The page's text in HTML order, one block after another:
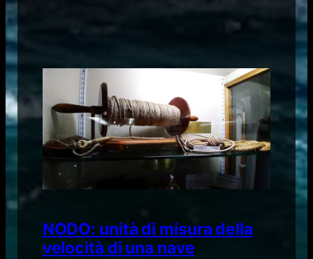
NODO: unità di misura della
velocità di una nave